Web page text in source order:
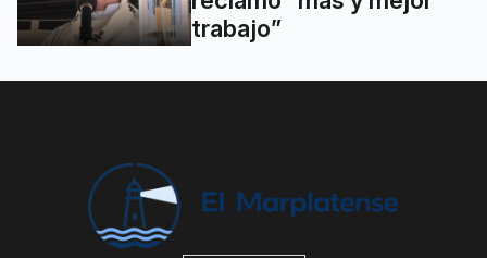
trabajo”